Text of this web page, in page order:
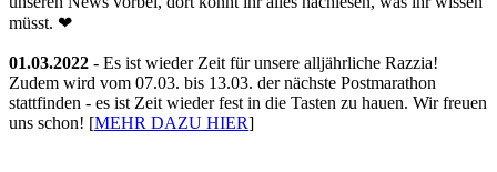
müsst. ❤
01.03.2022 - Es ist wieder Zeit für unsere alljährliche Razzia!
Zudem wird vom 07.03. bis 13.03. der nächste Postmarathon
stattfinden - es ist Zeit wieder fest in die Tasten zu hauen. Wir freuen
uns schon! [MEHR DAZU HIER]